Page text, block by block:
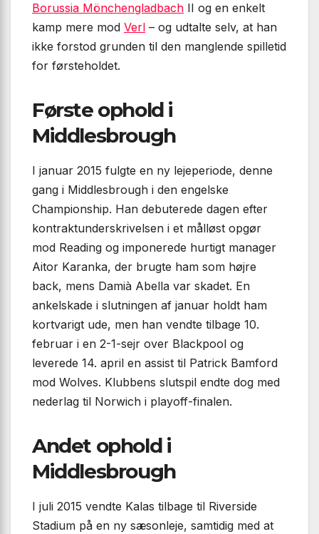
Borussia Mönchengladbach II og en enkelt
kamp mere mod Verl – og udtalte selv, at han
ikke forstod grunden til den manglende spilletid
for førsteholdet.
Første ophold i
Middlesbrough
I januar 2015 fulgte en ny lejeperiode, denne
gang i Middlesbrough i den engelske
Championship. Han debuterede dagen efter
kontraktunderskrivelsen i et målløst opgør
mod Reading og imponerede hurtigt manager
Aitor Karanka, der brugte ham som højre
back, mens Damià Abella var skadet. En
ankelskade i slutningen af januar holdt ham
kortvarigt ude, men han vendte tilbage 10.
februar i en 2-1-sejr over Blackpool og
leverede 14. april en assist til Patrick Bamford
mod Wolves. Klubbens slutspil endte dog med
nederlag til Norwich i playoff-finalen.
Andet ophold i
Middlesbrough
I juli 2015 vendte Kalas tilbage til Riverside
Stadium på en ny sæsonleje, samtidig med at